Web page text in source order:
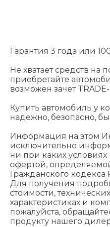
Гарантия 3 года или
Не хватает средств на
приобретайте
возможен зачет
Купить автомобиль у
надежно, безопасно,
Информация на этом
исключительно
ни при каких
офертой,
Гражданского
Для получения
стоимости,
характеристиках и
пожалуйста,
продукту нашего